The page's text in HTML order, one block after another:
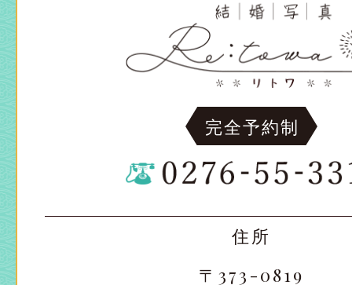
完全予約制
住所
〒373-0819